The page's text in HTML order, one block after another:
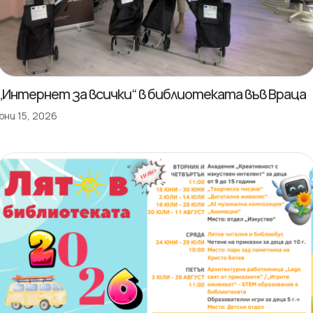
за всички“ в библиотеката във Враца
15, 2026